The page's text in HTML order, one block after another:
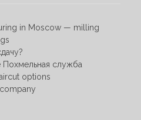
in Moscow — milling
Похмельная служба
options